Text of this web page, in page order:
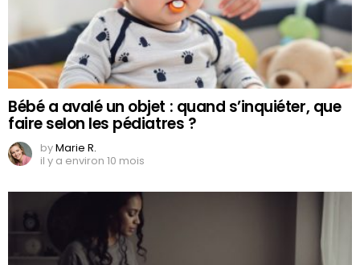
Bébé a avalé un objet : quand s’inquiéter, que
faire selon les pédiatres ?
byMarie R.
il y a environ 10 mois